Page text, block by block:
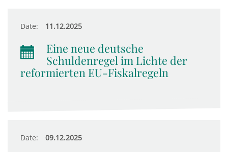
Date: 11.12.2025
Eine neue deutsche
Schuldenregel im Lichte der
reformierten EU-Fiskalregeln
Date: 09.12.2025